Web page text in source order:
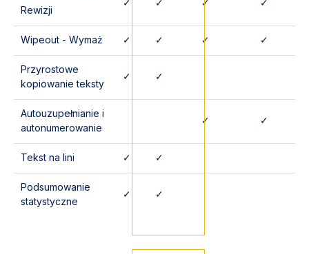
Rewizji
✓ ✓ ✓ ✓
Wipeout - Wymaż ✓ ✓ ✓ ✓
Przyrostowe
kopiowanie teksty
✓ ✓
Autouzupełnianie i
autonumerowanie
✓ ✓
Tekst na lini ✓ ✓
Podsumowanie
statystyczne
✓ ✓